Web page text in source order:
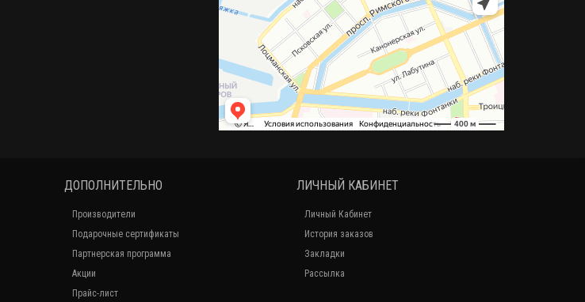
ДОПОЛНИТЕЛЬНО
Производители
Подарочные сертификаты
Партнерская программа
Акции
Прайс-лист
ЛИЧНЫЙ КАБИНЕТ
Личный Кабинет
История заказов
Закладки
Рассылка